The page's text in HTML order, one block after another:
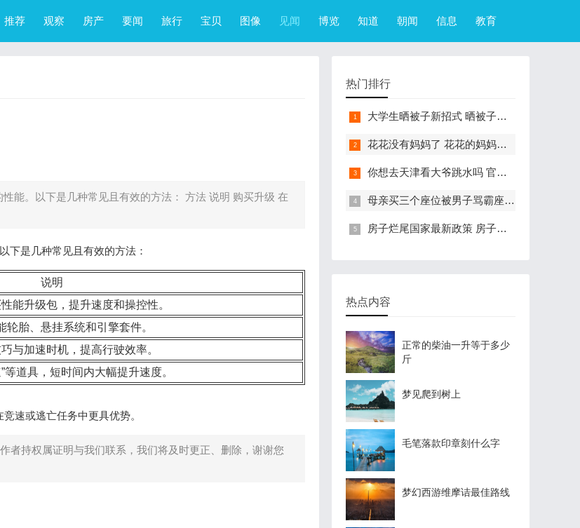
推荐 观察 房产 要闻 旅行 宝贝 图像 见闻 博览 知道 朝闻 信息 教育
能。以下是几种常见且有效的方法： 方法 说明 购买升级 在
下是几种常见且有效的方法：
说明
能升级包，提升速度和操控性。
轮胎、悬挂系统和引擎套件。
与加速时机，提高行驶效率。
等道具，短时间内大幅提升速度。
速或逃亡任务中更具优势。
者持权属证明与我们联系，我们将及时更正、删除，谢谢您
热门排行
大学生晒被子新招式 晒被子新花样实在太机智
花花没有妈妈了 花花的妈妈是哪只大熊猫
你想去天津看大爷跳水吗 官方回应天津大爷跳水成打卡点
母亲买三个座位被男子骂霸座 女子买3个座位被无座大爷骂哭怎么回事
房子烂尾国家最新政策 房子烂尾了该找哪个部门解决?
热点内容
正常的柴油一升等于多少
斤
梦见爬到树上
毛笔落款印章刻什么字
梦幻西游维摩诘最佳路线